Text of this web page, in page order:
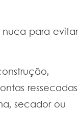
para evitar
ressecadas
secador ou